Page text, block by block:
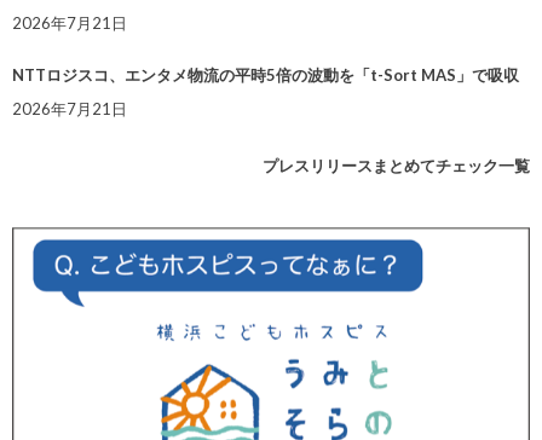
2026年7月21日
NTTロジスコ、エンタメ物流の平時5倍の波動を「t-Sort MAS」で吸収
2026年7月21日
プレスリリースまとめてチェック一覧